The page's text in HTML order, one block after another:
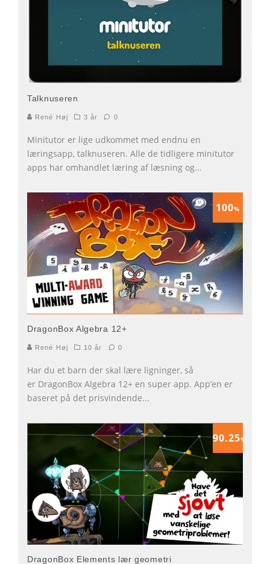
Talknuseren
René Høj 3 år 0
Minitutor er lige udkommet med endnu en
læringsapp, talknuseren. Alle de tidligere minitutor
apps har omhandlet læring af læsning og...
100%
DragonBox Algebra 12+
René Høj 10 år 0
Har du et barn der skal lære ligninger, så
er DragonBox Algebra 12+ en super app. App’en er
baseret på det prisvindende...
90.25%
DragonBox Elements lær geometri